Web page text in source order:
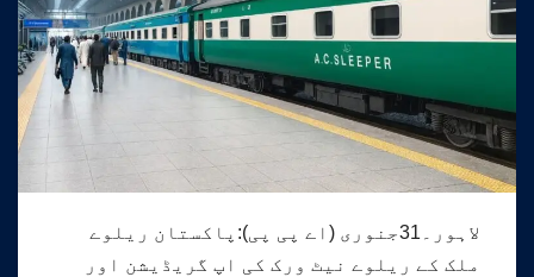
لاہور۔31جنوری (اے پی پی):پاکستان ریلوے
ملک کے ریلوے نیٹ ورک کی اپ گریڈیشن اور